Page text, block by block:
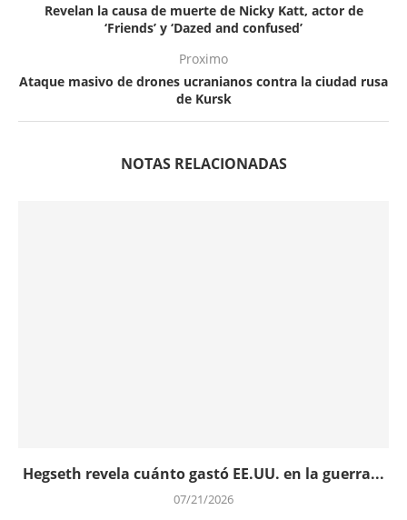
Revelan la causa de muerte de Nicky Katt, actor de
‘Friends’ y ‘Dazed and confused’
Proximo
Ataque masivo de drones ucranianos contra la ciudad rusa
de Kursk
NOTAS RELACIONADAS
Hegseth revela cuánto gastó EE.UU. en la guerra...
07/21/2026